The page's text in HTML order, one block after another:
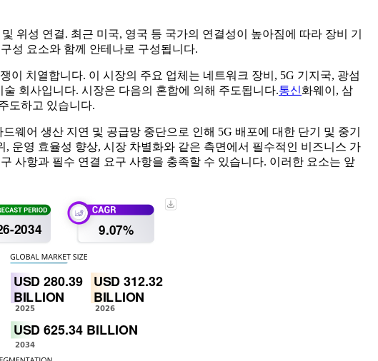
위성 연결. 최근 미국, 영국 등 국가의 연결성이 높아짐에 따라 장비 기
성 요소와 함께 안테나로 구성됩니다.
치열합니다. 이 시장의 주요 업체는 네트워크 장비, 5G 기지국, 광섬
회사입니다. 시장은 다음의 혼합에 의해 주도됩니다.통신화웨이, 삼
도하고 있습니다.
웨어 생산 지연 및 공급망 중단으로 인해 5G 배포에 대한 단기 및 중기
운영 효율성 향상, 시장 차별화와 같은 측면에서 필수적인 비즈니스 가
사항과 필수 연결 요구 사항을 충족할 수 있습니다. 이러한 요소는 앞